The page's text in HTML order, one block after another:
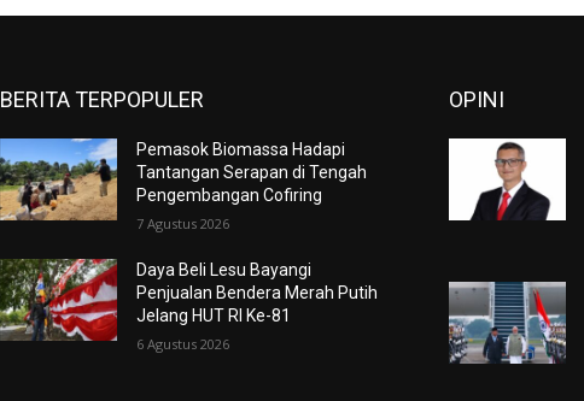
BERITA TERPOPULER
Pemasok Biomassa Hadapi
Tantangan Serapan di Tengah
Pengembangan Cofiring
7 Agustus 2026
Daya Beli Lesu Bayangi
Penjualan Bendera Merah Putih
Jelang HUT RI Ke-81
6 Agustus 2026
OPINI